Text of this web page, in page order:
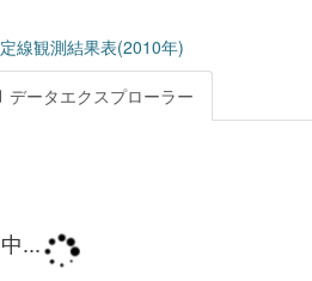
定線観測結果表(2010年)
データエクスプローラー